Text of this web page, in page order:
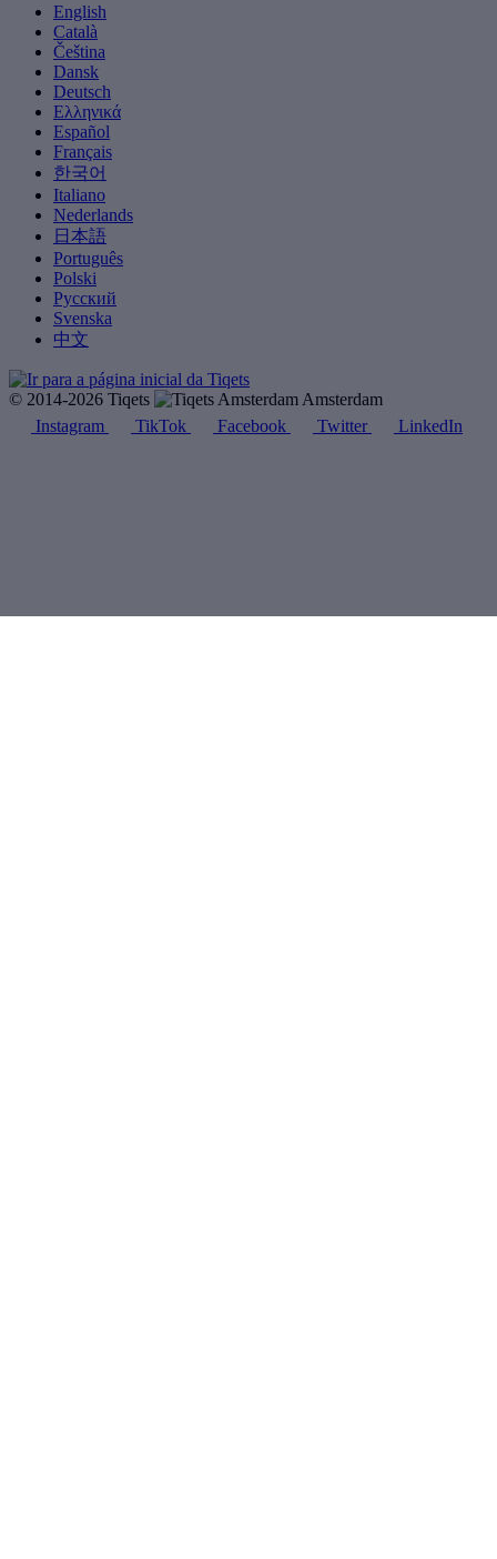
English
Català
Čeština
Dansk
Deutsch
Ελληνικά
Español
Français
한국어
Italiano
Nederlands
日本語
Português
Polski
Русский
Svenska
中文
© 2014-2026 Tiqets
Amsterdam
Instagram
TikTok Facebook Twitter LinkedIn